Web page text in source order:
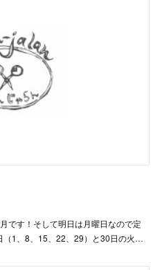
です！そして明日は月曜日なので定
（1、8、15、22、29）と30日の火…